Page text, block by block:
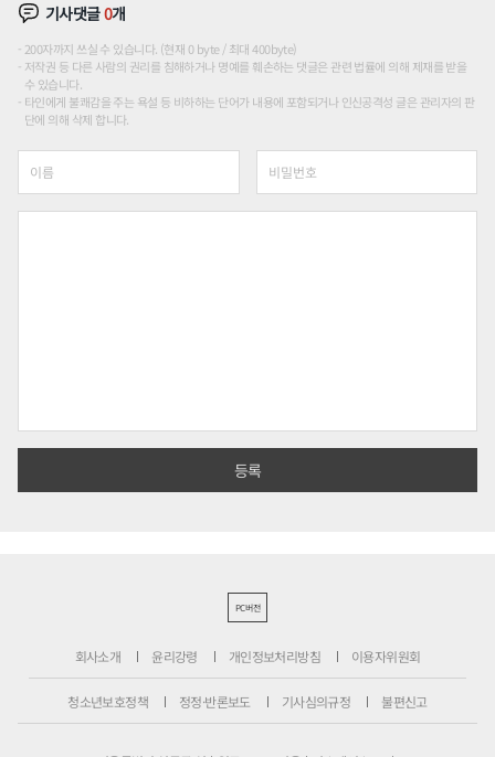
기사댓글0개
200자까지 쓰실 수 있습니다. (현재 0 byte / 최대 400byte)
저작권 등 다른 사람의 권리를 침해하거나 명예를 훼손하는 댓글은 관련 법률에 의해 제재를 받을
수 있습니다.
타인에게 불쾌감을 주는 욕설 등 비하하는 단어가 내용에 포함되거나 인신공격성 글은 관리자의 판
단에 의해 삭제 합니다.
PC버전
회사소개 윤리강령 개인정보처리방침 이용자위원회
청소년보호정책 정정·반론보도 기사심의규정 불편신고